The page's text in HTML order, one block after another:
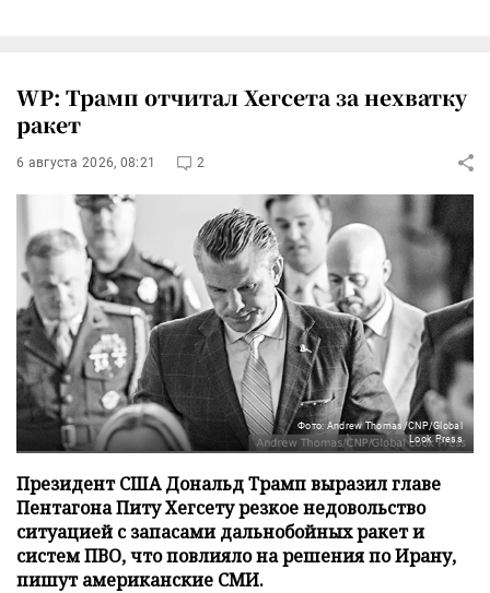
WP: Трамп отчитал Хегсета за нехватку
ракет
6 августа 2026, 08:21 2
Фото: Andrew Thomas/CNP/Global
Look Press
Президент США Дональд Трамп выразил главе
Пентагона Питу Хегсету резкое недовольство
ситуацией с запасами дальнобойных ракет и
систем ПВО, что повлияло на решения по Ирану,
пишут американские СМИ.